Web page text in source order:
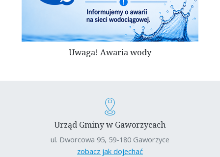
Uwaga! Awaria wody
Urząd Gminy w Gaworzycach
ul. Dworcowa 95, 59-180 Gaworzyce
zobacz jak dojechać